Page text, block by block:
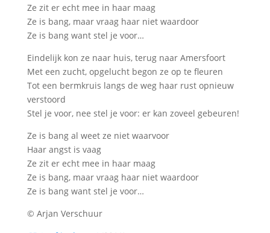
Ze zit er echt mee in haar maag
Ze is bang, maar vraag haar niet waardoor
Ze is bang want stel je voor…
Eindelijk kon ze naar huis, terug naar Amersfoort
Met een zucht, opgelucht begon ze op te fleuren
Tot een bermkruis langs de weg haar rust opnieuw
verstoord
Stel je voor, nee stel je voor: er kan zoveel gebeuren!
Ze is bang al weet ze niet waarvoor
Haar angst is vaag
Ze zit er echt mee in haar maag
Ze is bang, maar vraag haar niet waardoor
Ze is bang want stel je voor…
© Arjan Verschuur